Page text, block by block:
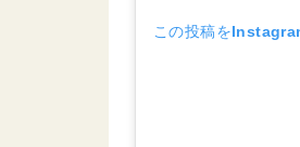
この投稿を